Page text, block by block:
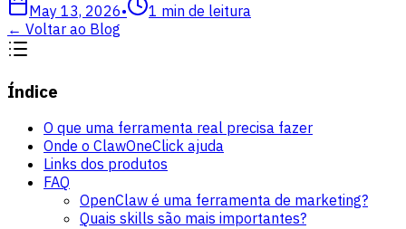
May 13, 2026• 1 min de leitura
← Voltar ao Blog
Índice
O que uma ferramenta real precisa fazer
Onde o ClawOneClick ajuda
Links dos produtos
FAQ
OpenClaw é uma ferramenta de marketing?
Quais skills são mais importantes?